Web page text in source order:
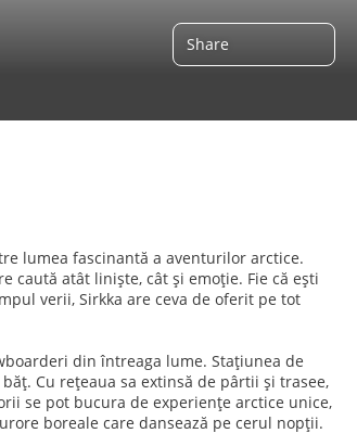
Share
lumea fascinantă a aventurilor arctice.
caută atât liniște, cât și emoție. Fie că ești
verii, Sirkka are ceva de oferit pe tot
din întreaga lume. Stațiunea de
Cu rețeaua sa extinsă de pârtii și trasee,
se pot bucura de experiențe arctice unice,
boreale care dansează pe cerul nopții.